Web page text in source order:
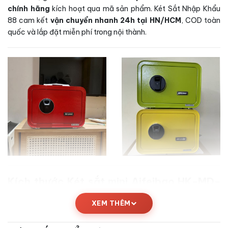
chính hãng kích hoạt qua mã sản phẩm. Két Sắt Nhập Khẩu
88 cam kết vận chuyển nhanh 24h tại HN/HCM, COD toàn
quốc và lắp đặt miễn phí trong nội thành.
25II-QCZ vân tay chính hãng
Két sắt mini Aifeibao HK-MD-25II-QCZ vân
tay chính hãng, bạn nên tham khảo bảng kích thước chi tiết
XEM THÊM